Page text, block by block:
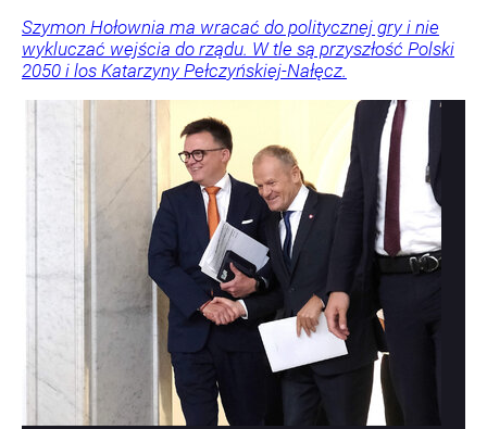
Szymon Hołownia ma wracać do politycznej gry i nie
wykluczać wejścia do rządu. W tle są przyszłość Polski
2050 i los Katarzyny Pełczyńskiej-Nałęcz.